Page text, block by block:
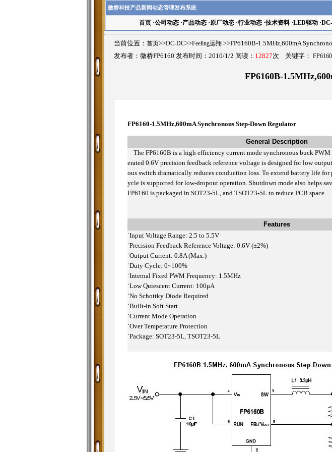
微桥科技产品新闻动态管理发布系统
首页·公司动态·产品动态·原厂动态·行业动态·技术资料·LED驱动·
当前位置： 首页>>DC-DC>>Feeling远翔 >>FP6160B-1.5MHz,600mA
发布者：微桥FP6160 发布时间：2010/1/2 阅读： 12827次 关键字： FP6160
FP6160B-
FP6160-1.5MHz,600mA Synchronous Step-Down Regulator
General Description
The FP6160B is a high efficiency current mode synchronous buck
erated 0.6V precision feedback reference voltage is designed for low
ous switch dramatically reduces conduction loss. To extend battery life
ycle is supported for low-dropout operation. Shutdown mode also helps
FP6160 is packaged in SOT23-5L, and TSOT23-5L to reduce PCB space.
.
Features
˙Input Voltage Range: 2.5 to 5.5V
˙Precision Feedback Reference Voltage: 0.6V (±2%)
˙Output Current: 0.8A (Max.)
˙Duty Cycle: 0~100%
˙Internal Fixed PWM Frequency: 1.5MHz
˙Low Quiescent Current: 100μA
˙No Schottky Diode Required
˙Built-in Soft Start
˙Current Mode Operation
˙Over Temperature Protection
˙Package: SOT23-5L, TSOT23-5L